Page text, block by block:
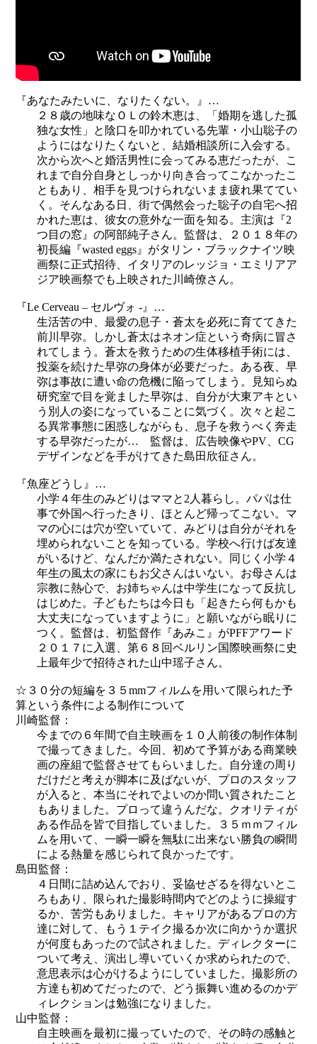
『あなたみたいに、なりたくない。』…
２８歳の地味なＯＬの鈴木恵は、「婚期を逃した孤
独な女性」と陰口を叩かれている先輩・小山聡子の
ようにはなりたくないと、結婚相談所に入会する。
次から次へと婚活男性に会ってみる恵だったが、こ
れまで自分自身としっかり向き合ってこなかったこ
ともあり、相手を見つけられないまま疲れ果ててい
く。そんなある日、街で偶然会った聡子の自宅へ招
かれた恵は、彼女の意外な一面を知る。主演は『2
つ目の窓』の阿部純子さん。監督は、２０１８年の
初長編『wasted eggs』がタリン・ブラックナイツ映
画祭に正式招待、イタリアのレッジョ・エミリアア
ジア映画祭でも上映された川崎僚さん。
『Le Cerveau – セルヴォ -』…
生活苦の中、最愛の息子・蒼太を必死に育ててきた
前川早弥。しかし蒼太はネオン症という奇病に冒さ
れてしまう。蒼太を救うための生体移植手術には、
投薬を続けた早弥の身体が必要だった。ある夜、早
弥は事故に遭い命の危機に陥ってしまう。見知らぬ
研究室で目を覚ました早弥は、自分が大東アキとい
う別人の姿になっていることに気づく。次々と起こ
る異常事態に困惑しながらも、息子を救うべく奔走
する早弥だったが… 監督は、広告映像やPV、CG
デザインなどを手がけてきた島田欣征さん。
『魚座どうし』…
小学４年生のみどりはママと2人暮らし。パパは仕
事で外国へ行ったきり、ほとんど帰ってこない。マ
マの心には穴が空いていて、みどりは自分がそれを
埋められないことを知っている。学校へ行けば友達
がいるけど、なんだか満たされない。同じく小学４
年生の風太の家にもお父さんはいない。お母さんは
宗教に熱心で、お姉ちゃんは中学生になって反抗し
はじめた。子どもたちは今日も「起きたら何もかも
大丈夫になっていますように」と願いながら眠りに
つく。監督は、初監督作『あみこ』がPFFアワード
２０１７に入選、第６８回ベルリン国際映画祭に史
上最年少で招待された山中瑶子さん。
☆３０分の短編を３５mmフィルムを用いて限られた予
算という条件による制作について
川崎監督：
今までの６年間で自主映画を１０人前後の制作体制
で撮ってきました。今回、初めて予算がある商業映
画の座組で監督させてもらいました。自分達の周り
だけだと考えが脚本に及ばないが、プロのスタッフ
が入ると、本当にそれでよいのか問い質されたこと
もありました。プロって違うんだな。クオリティが
ある作品を皆で目指していました。３５ｍｍフィル
ムを用いて、一瞬一瞬を無駄に出来ない勝負の瞬間
による熱量を感じられて良かったです。
島田監督：
４日間に詰め込んでおり、妥協せざるを得ないとこ
ろもあり、限られた撮影時間内でどのように操縦す
るか、苦労もありました。キャリアがあるプロの方
達に対して、もう１テイク撮るか次に向かうか選択
が何度もあったので試されました。ディレクターに
ついて考え、演出し導いていくか求められたので、
意思表示は心がけるようにしていました。撮影所の
方達も初めてだったので、どう振舞い進めるのかデ
ィレクションは勉強になりました。
山中監督：
自主映画を最初に撮っていたので、その時の感触と